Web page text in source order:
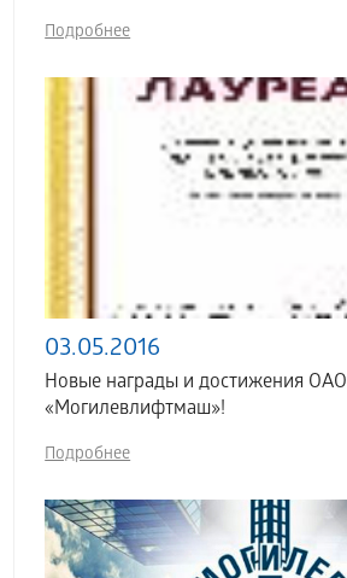
Подробнее
03.05.2016
Новые награды и достижения ОАО
«Могилевлифтмаш»!
Подробнее